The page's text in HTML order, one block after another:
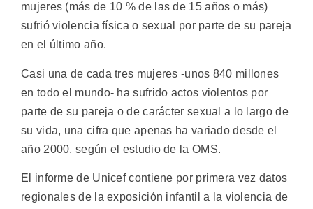
mujeres (más de 10 % de las de 15 años o más)
sufrió violencia física o sexual por parte de su pareja
en el último año.
Casi una de cada tres mujeres -unos 840 millones
en todo el mundo- ha sufrido actos violentos por
parte de su pareja o de carácter sexual a lo largo de
su vida, una cifra que apenas ha variado desde el
año 2000, según el estudio de la OMS.
El informe de Unicef contiene por primera vez datos
regionales de la exposición infantil a la violencia de